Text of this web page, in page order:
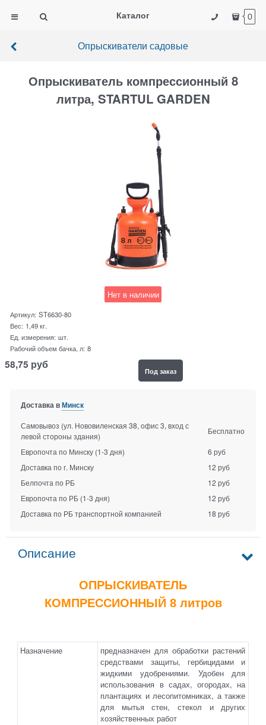
Каталог 0
Опрыскиватели садовые
Опрыскиватель компрессионный 8
литра, STARTUL GARDEN
Нет в наличии
Артикул: ST6630-80
Вес: 1,49кг.
Ед. измерения: шт.
Рабочий объем бачка, л: 8
58,75 руб Под заказ
Доставка вМинск
Самовывоз (ул. Нововиленская 38, офис 3, вход с
левой стороны здания)
Бесплатно
Европочта по Минску (1-3 дня)
6 руб
Доставка по г. Минску
12 руб
Белпочта по РБ
12 руб
Европочта по РБ (1-3 дня)
12 руб
Доставка по РБ транспортной компанией
18 руб
Описание
ОПРЫСКИВАТЕЛЬ
КОМПРЕССИОННЫЙ 8 литров
Hазначение
предназначен для обработки растений
средствами защиты, гербицидами и
жидкими удобрениями. Удобен для
использования в садах, огородах, на
плантациях и лесопитомниках, а также
для мытья стен, стекол и других
хозяйственных работ